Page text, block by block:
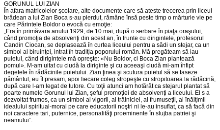
GORUNUL LUI ZIAN
În afara matricolelor şcolare, alte documente care să ateste trecerea prin liceul
brădean a lui Zian Boca s-au pierdut, rămâne însă peste timp o mărturie vie pe
care Părintele Boldor o evocă cu emoţie:
„Era în primăvara anului 1929, de 10 mai, după o serbare în piaţa oraşului,
când promoţia de absolvenţi din acest an, în frunte cu dirigintele, profesorul
Candin Ciocan, se deplasează în curtea liceului pentru a sădi un stejar, ca un
simbol al biruinţei, intrat în tradiţia poporului român. Mă pregăteam să iau
puietul, când dirigintele mă opreşte: «Nu Boldor, ci Boca Zian plantează
pomul». M-am uitat cu ciudă la diriginte şi cu aceeaşi ciudă mi-am înfipt
degetele în rădăcinile puietului. Zian ţinea şi scutura puietul să se taseze
pământul, eu îl presam, apoi fiecare coleg stropeşte cu stropitoarea la rădăcină,
după care l-am legat de tutore. Cu toţii atunci am hotărât ca stejarul plantat să
poarte numele Gorunul lui Zian, şeful promoţiei de absolvenţi a liceului. El s a
dezvoltat frumos, ca un simbol al vigorii, al trăiniciei, al frumuseţii, al înălţimii
idealului spiritual-moral pe care educatorii noştri ni le-au insuflat, ca să facă din
noi caractere tari, puternice, personalităţi proeminente în slujba patriei şi
neamului“.